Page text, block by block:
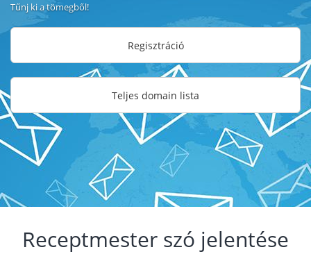
Tűnj ki a tömegből!
Regisztráció
Teljes domain lista
Receptmester szó jelentése